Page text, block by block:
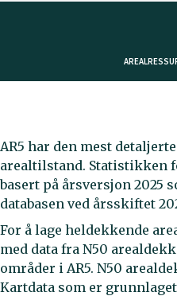
AR5 har den mest
arealtilstand. Statistikken
basert på årsversjon 2025
databasen ved årsskiftet
For å lage heldekkende
med data fra N50
områder i AR5. N50
Kartdata som er